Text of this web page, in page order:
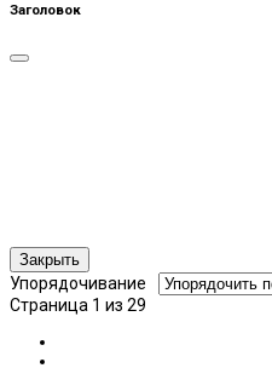
Заголовок
Закрыть
Упорядочивание
Страница 1 из 29